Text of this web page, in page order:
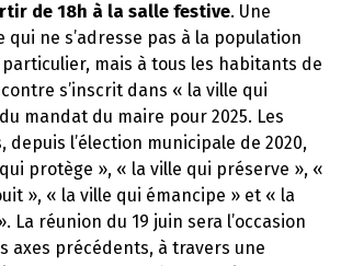
de 18h à la salle festive. Une
qui ne s’adresse pas à la population
mais à tous les habitants de
s’inscrit dans « la ville qui
mandat du maire pour 2025. Les
depuis l’élection municipale de 2020,
protège », « la ville qui préserve », «
», « la ville qui émancipe » et « la
La réunion du 19 juin sera l’occasion
axes précédents, à travers une